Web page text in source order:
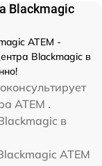
Blackmagic
ATEM -
Blackmagic в
ATEM .
в
ATEM